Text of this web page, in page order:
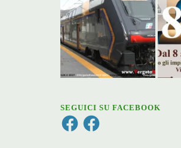
SEGUICI SU FACEBOOK
FacebookFacebook